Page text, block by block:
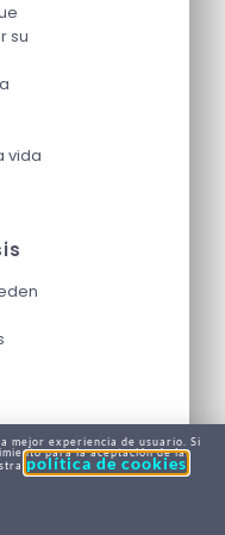
su
vida
la
mejor experiencia de usuario. Si
para la aceptación de las
política de cookies